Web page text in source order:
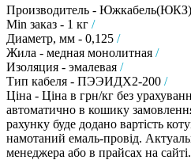
Производитель - Южкабель(ЮКЗ)
Min заказ - 1 кг /
Диаметр, мм - 0,125 /
Жила - медная монолитная /
Изоляция - эмалевая /
Тип кабеля - ПЭЭИДХ2-200 /
Ціна - Ціна в грн/кг без
автоматично в кошику
рахунку буде додано вартість
намотаний емаль-провід.
менеджера або в прайсах на сайті.